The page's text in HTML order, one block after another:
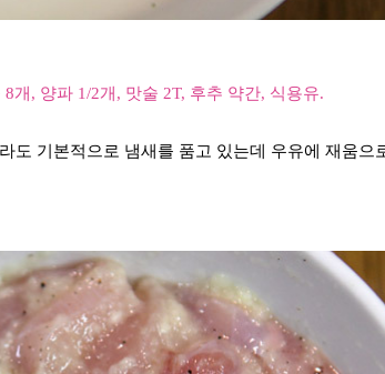
개, 양파 1/2개, 맛술 2T, 후추 약간, 식용유.
기본적으로 냄새를 품고 있는데 우유에 재움으
최근에 올라온 글
최근에 달린 댓글